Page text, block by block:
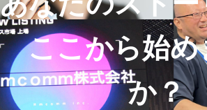
ここから始め
か？